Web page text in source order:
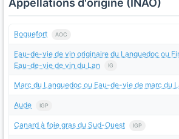
Appellations d'origine (INAO)
Roquefort AOC
Eau-de-vie de vin originaire du Languedoc ou
Eau-de-vie de vin du Lan
IG
Marc du Languedoc ou Eau-de-vie de marc du
Aude IGP
Canard à foie gras du Sud-Ouest IGP